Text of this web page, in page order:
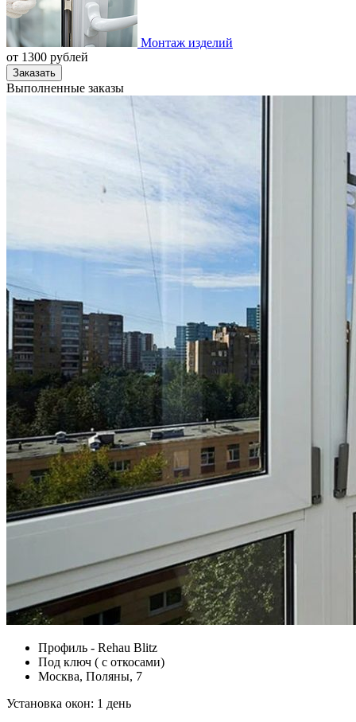
Монтаж изделий
от 1300 рублей
Заказать
Выполненные заказы
Профиль - Rehau Blitz
Под ключ ( с откосами)
Москва, Поляны, 7
Установка окон: 1 день